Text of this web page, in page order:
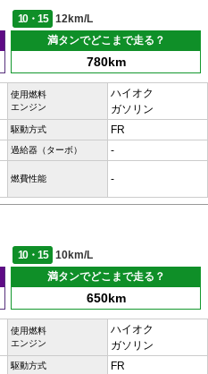
10・15
12km/L
満タンでどこまで走る？
780km
使用燃料
エンジン
ハイオク
ガソリン
駆動方式 FR
過給器（ターボ） -
燃費性能 -
10・15
10km/L
満タンでどこまで走る？
650km
使用燃料
エンジン
ハイオク
ガソリン
駆動方式 FR